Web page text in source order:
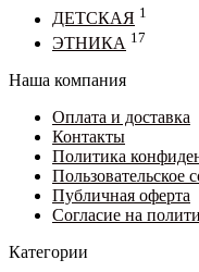
ДЕТСКАЯ 1
ЭТНИКА 17
Наша компания
Оплата и доставка
Контакты
Политика
Пользовательское
Публичная оферта
Согласие на
Категории